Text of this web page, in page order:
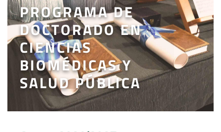
PROGRAMA DE
DOCTORADO EN
CIENCIAS
BIOMÉDICAS Y
SALUD PÚBLICA